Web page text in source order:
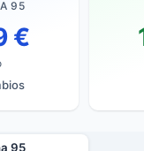
95
€
95